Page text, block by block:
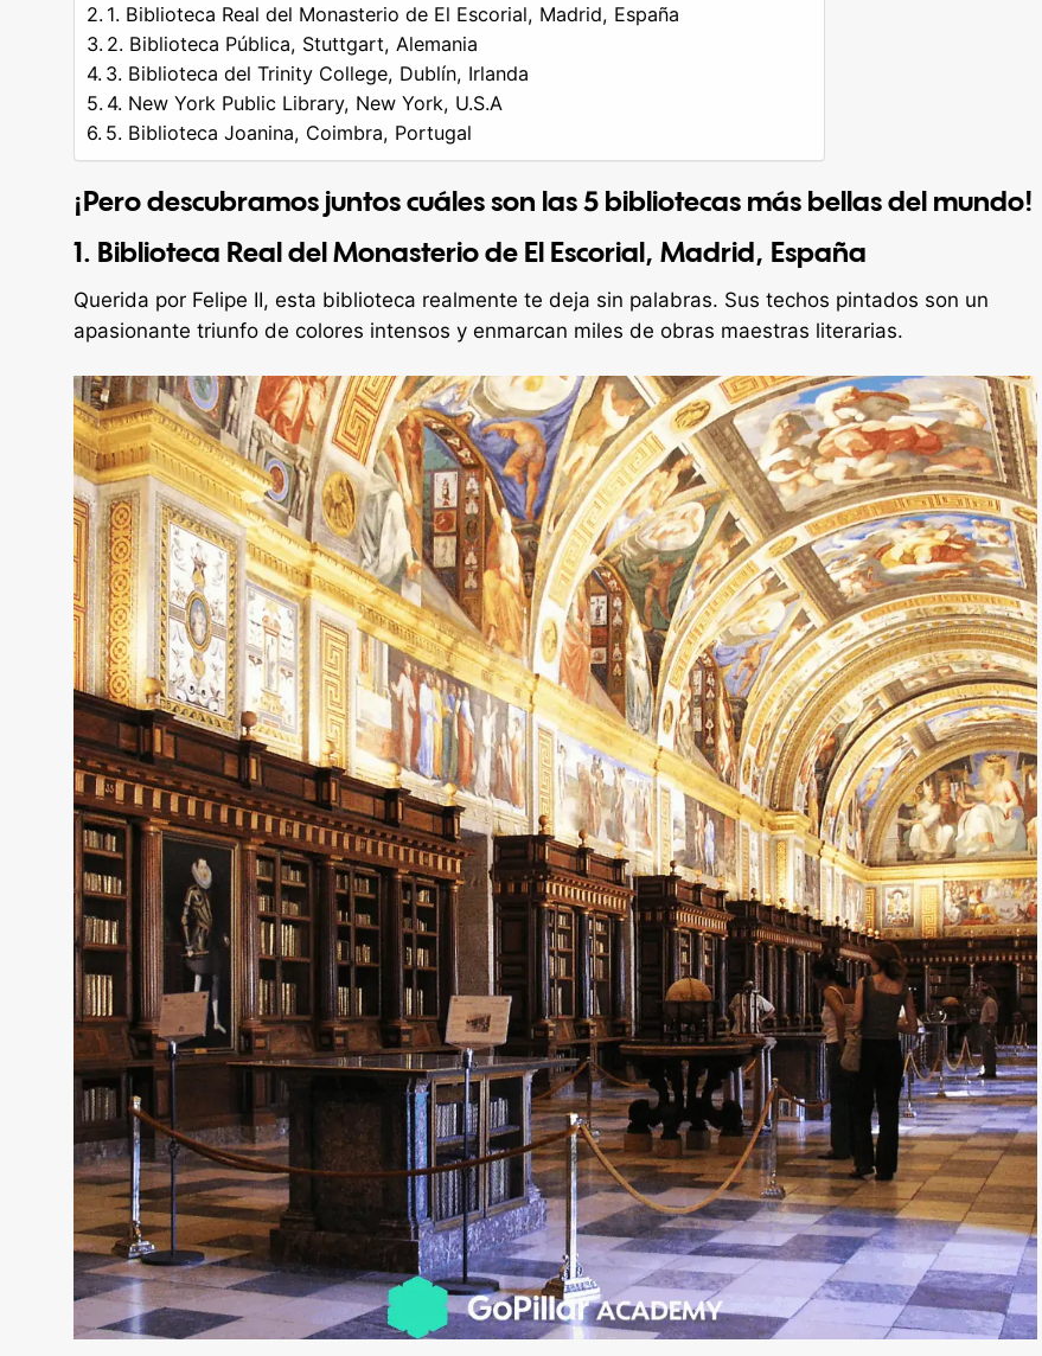
1. Biblioteca Real del Monasterio de El Escorial, Madrid, España
2. Biblioteca Pública, Stuttgart, Alemania
3. Biblioteca del Trinity College, Dublín, Irlanda
4. New York Public Library, New York, U.S.A
5. Biblioteca Joanina, Coimbra, Portugal
¡Pero descubramos juntos cuáles son las 5 bibliotecas más bellas del mundo!
1. Biblioteca Real del Monasterio de El Escorial, Madrid, España
Querida por Felipe II, esta biblioteca realmente te deja sin palabras. Sus techos pintados son un
apasionante triunfo de colores intensos y enmarcan miles de obras maestras literarias.